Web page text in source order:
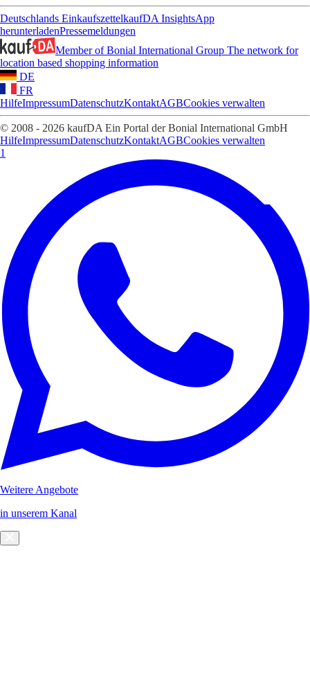
Deutschlands EinkaufszettelkaufDA InsightsApp
herunterladenPressemeldungen
Member of Bonial International Group The network for
location based shopping information
DE
FR
HilfeImpressumDatenschutzKontaktAGBCookies verwalten
© 2008 - 2026 kaufDA Ein Portal der Bonial International GmbH
HilfeImpressumDatenschutzKontaktAGBCookies verwalten
1
Weitere Angebote
in unserem Kanal